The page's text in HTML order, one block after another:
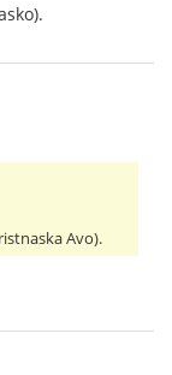
Avo).